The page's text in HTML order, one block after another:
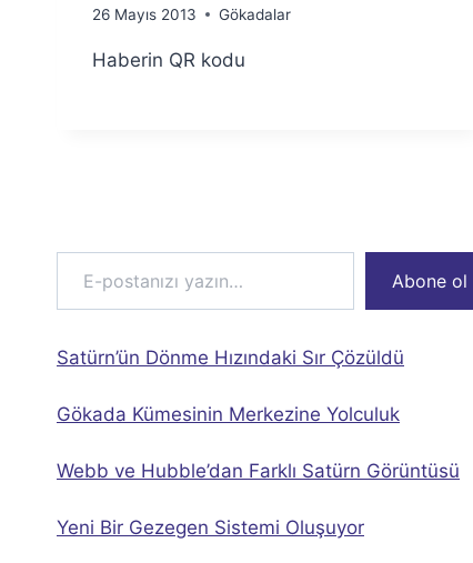
By
Fuat
26 Mayıs 2013 Gökadalar
Haberin QR kodu
E-postanızı yazın…
Abone ol
Satürn’ün Dönme Hızındaki Sır Çözüldü
Gökada Kümesinin Merkezine Yolculuk
Webb ve Hubble’dan Farklı Satürn Görüntüsü
Yeni Bir Gezegen Sistemi Oluşuyor